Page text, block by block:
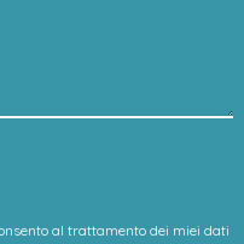
al trattamento dei miei dati